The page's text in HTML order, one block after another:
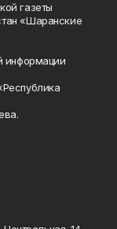
газеты
«Шаранские
информации